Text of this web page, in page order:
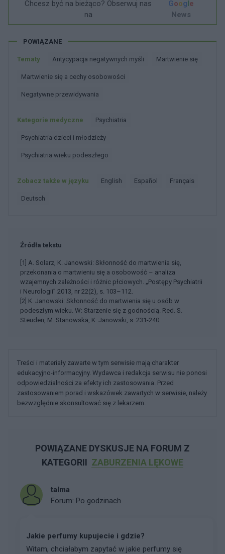
Chcesz być na bieżąco? Obserwuj nas
na
Google
News
POWIĄZANE
Tematy Antycypacja negatywnych myśli Martwienie się
Martwienie się a cechy osobowości
Negatywne przewidywania
Kategorie medyczne Psychiatria
Psychiatria dzieci i młodzieży
Psychiatria wieku podeszłego
Zobacz także w języku english español français
deutsch
Źródła tekstu
[1] A. Solarz, K. Janowski: Skłonność do martwienia się,
przekonania o martwieniu się a osobowość – analiza
wzajemnych zależności i różnic płciowych. „Postępy Psychiatrii
i Neurologii” 2013, nr 22(2), s. 103–112.
[2] K. Janowski: Skłonność do martwienia się u osób w
podeszłym wieku. W: Starzenie się z godnością. Red. S.
Steuden, M. Stanowska, K. Janowski, s. 231-240.
Treści i materiały zawarte w tym serwisie mają charakter
edukacyjno-informacyjny. Wydawca i redakcja serwisu nie ponosi
odpowiedzialności za efekty ich zastosowania. Przed
zastosowaniem porad i wskazówek zawartych w serwisie, należy
bezwzględnie skonsultować się z lekarzem.
POWIĄZANE DYSKUSJE NA FORUM Z
KATEGORII ZABURZENIA LĘKOWE
talma
Forum: Po godzinach
Jakie perfumy kupujecie i gdzie?
Witam, chciałabym zapytać w jakie perfumy się